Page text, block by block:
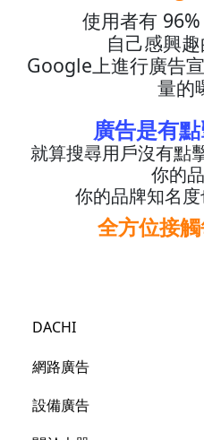
使用者有
自己感興
Google上進行廣告
量的
廣告是有
就算搜尋用戶沒有點
你的
你的品牌知名
全方位接
DACHI
網路廣告
設備廣告